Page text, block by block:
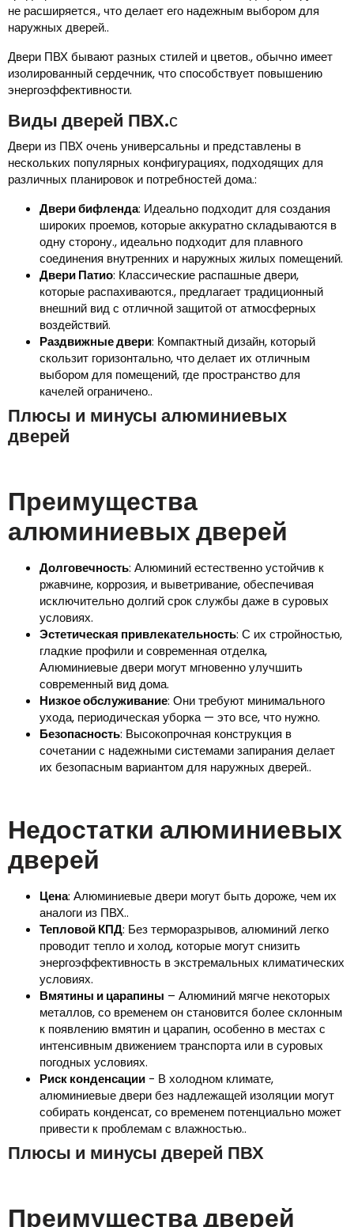
не расширяется., что делает его надежным выбором для
наружных дверей..
Двери ПВХ бывают разных стилей и цветов., обычно имеет
изолированный сердечник, что способствует повышению
энергоэффективности.
Виды дверей ПВХ.с
Двери из ПВХ очень универсальны и представлены в
нескольких популярных конфигурациях, подходящих для
различных планировок и потребностей дома.:
Двери бифленда: Идеально подходит для создания
широких проемов, которые аккуратно складываются в
одну сторону., идеально подходит для плавного
соединения внутренних и наружных жилых помещений.
Двери Патио: Классические распашные двери,
которые распахиваются., предлагает традиционный
внешний вид с отличной защитой от атмосферных
воздействий.
Раздвижные двери: Компактный дизайн, который
скользит горизонтально, что делает их отличным
выбором для помещений, где пространство для
качелей ограничено..
Плюсы и минусы алюминиевых
дверей
Преимущества
алюминиевых дверей
Долговечность: Алюминий естественно устойчив к
ржавчине, коррозия, и выветривание, обеспечивая
исключительно долгий срок службы даже в суровых
условиях.
Эстетическая привлекательность: С их стройностью,
гладкие профили и современная отделка,
Алюминиевые двери могут мгновенно улучшить
современный вид дома.
Низкое обслуживание: Они требуют минимального
ухода, периодическая уборка — это все, что нужно.
Безопасность: Высокопрочная конструкция в
сочетании с надежными системами запирания делает
их безопасным вариантом для наружных дверей..
Недостатки алюминиевых
дверей
Цена: Алюминиевые двери могут быть дороже, чем их
аналоги из ПВХ..
Тепловой КПД: Без терморазрывов, алюминий легко
проводит тепло и холод, которые могут снизить
энергоэффективность в экстремальных климатических
условиях.
Вмятины и царапины – Алюминий мягче некоторых
металлов, со временем он становится более склонным
к появлению вмятин и царапин, особенно в местах с
интенсивным движением транспорта или в суровых
погодных условиях.
Риск конденсации - В холодном климате,
алюминиевые двери без надлежащей изоляции могут
собирать конденсат, со временем потенциально может
привести к проблемам с влажностью..
Плюсы и минусы дверей ПВХ
Преимущества дверей